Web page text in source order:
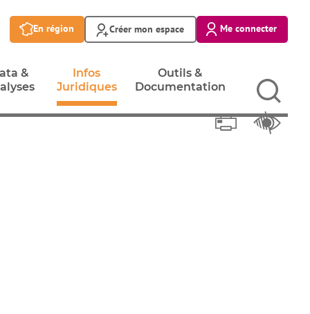
En région Créer mon espace Me connecter
&
Infos
Juridiques
Outils &
Documentation
Imprimer